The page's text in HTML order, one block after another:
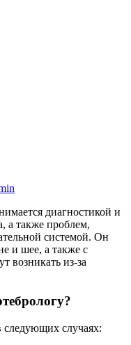
диагностикой и
а также проблем,
системой. Он
и шее, а также с
возникать из-за
следующих случаях: